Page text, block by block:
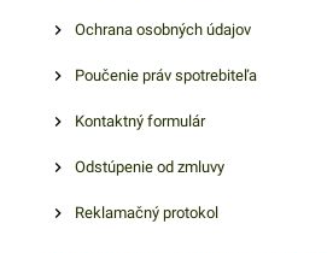
Ochrana osobných údajov
Poučenie práv spotrebiteľa
Kontaktný formulár
Odstúpenie od zmluvy
Reklamačný protokol